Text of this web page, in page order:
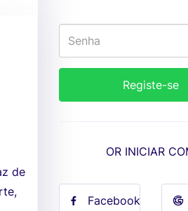
de
OR INICIAR
Facebook